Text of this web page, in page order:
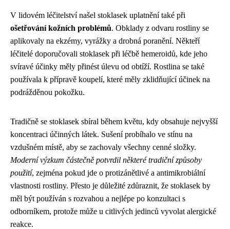
V lidovém léčitelství našel stoklasek uplatnění také při
ošetřování kožních problémů. Obklady z odvaru rostliny se
aplikovaly na ekzémy, vyrážky a drobná poranění. Někteří
léčitelé doporučovali stoklasek při léčbě hemeroidů, kde jeho
svíravé účinky měly přinést úlevu od obtíží. Rostlina se také
používala k přípravě koupelí, které měly zklidňující účinek na
podrážděnou pokožku.
Tradičně se stoklasek sbíral během květu, kdy obsahuje nejvyšší
koncentraci účinných látek. Sušení probíhalo ve stínu na
vzdušném místě, aby se zachovaly všechny cenné složky.
Moderní výzkum částečně potvrdil některé tradiční způsoby
použití, zejména pokud jde o protizánětlivé a antimikrobiální
vlastnosti rostliny. Přesto je důležité zdůraznit, že stoklasek by
měl být používán s rozvahou a nejlépe po konzultaci s
odborníkem, protože může u citlivých jedinců vyvolat alergické
reakce.